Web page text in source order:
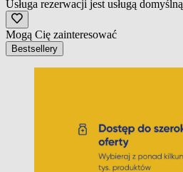
Usługa rezerwacji jest usługą domyślną
Mogą Cię zainteresować
Bestsellery